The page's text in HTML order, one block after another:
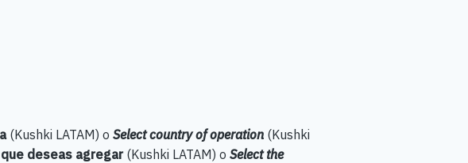
(Kushki LATAM) o Select country of operation(Kushki
deseas agregar(Kushki LATAM) o Select the